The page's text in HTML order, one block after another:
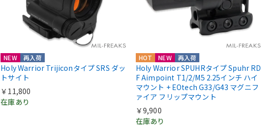
NEW 再入荷
Holy Warrior Trijiconタイプ SRS ダッ
トサイト
￥11,800
在庫あり
HOT NEW 再入荷
Holy Warrior SPUHRタイプ Spuhr RD
F Aimpoint T1/2/M5 2.25インチ ハイ
マウント + EOtech G33/G43 マグニフ
ァイア フリップマウント
￥9,900
在庫あり